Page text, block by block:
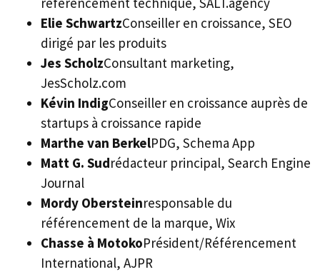
Elie SchwartzConseiller en croissance, SEO
dirigé par les produits
Jes ScholzConsultant marketing,
JesScholz.com
Kévin IndigConseiller en croissance auprès de
startups à croissance rapide
Marthe van BerkelPDG, Schema App
Matt G. Sudrédacteur principal, Search Engine
Journal
Mordy Obersteinresponsable du
référencement de la marque, Wix
Chasse à MotokoPrésident/Référencement
International, AJPR